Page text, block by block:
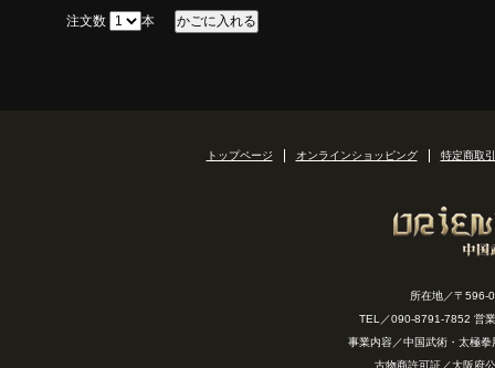
注文数 本
トップページ オンラインショッピング 特定商取
所在地／〒
TEL／090-8791-7852 営
事業内容／中国武術・太極
古物商許可証／大阪